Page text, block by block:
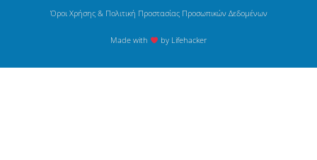
Όροι Χρήσης & Πολιτική Προστασίας Προσωπικών Δεδομένων
Made with by Lifehacker